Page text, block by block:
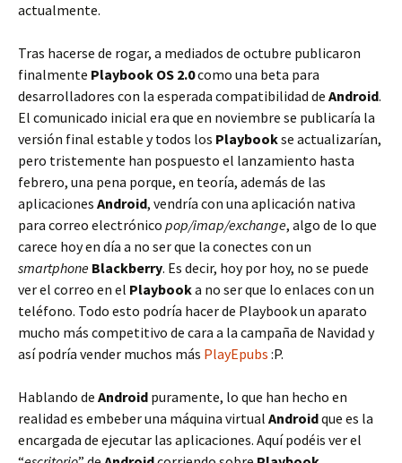
actualmente.
Tras hacerse de rogar, a mediados de octubre publicaron
finalmente Playbook OS 2.0como una beta para
desarrolladores con la esperada compatibilidad de Android.
El comunicado inicial era que en noviembre se publicaría la
versión final estable y todos los Playbookse actualizarían,
pero tristemente han pospuesto el lanzamiento hasta
febrero, una pena porque, en teoría, además de las
aplicaciones Android, vendría con una aplicación nativa
para correo electrónico pop/imap/exchange, algo de lo que
carece hoy en día a no ser que la conectes con un
smartphone Blackberry. Es decir, hoy por hoy, no se puede
ver el correo en el Playbooka no ser que lo enlaces con un
teléfono. Todo esto podría hacer de Playbook un aparato
mucho más competitivo de cara a la campaña de Navidad y
así podría vender muchos más PlayEpubs :P.
Hablando de Android puramente, lo que han hecho en
realidad es embeber una máquina virtual Androidque es la
encargada de ejecutar las aplicaciones. Aquí podéis ver el